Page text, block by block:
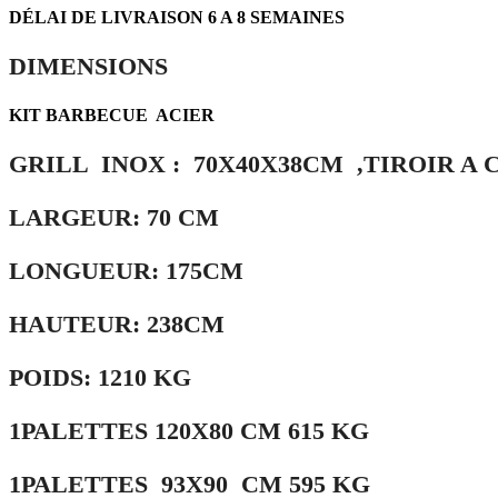
DÉLAI DE LIVRAISON 6 A 8 SEMAINES
DIMENSIONS
KIT BARBECUE ACIER
GRILL INOX : 70X40X38CM ,TIROIR A
LARGEUR: 70 CM
LONGUEUR: 175CM
HAUTEUR: 238CM
POIDS: 1210 KG
1PALETTES 120X80 CM 615 KG
1PALETTES 93X90 CM 595 KG